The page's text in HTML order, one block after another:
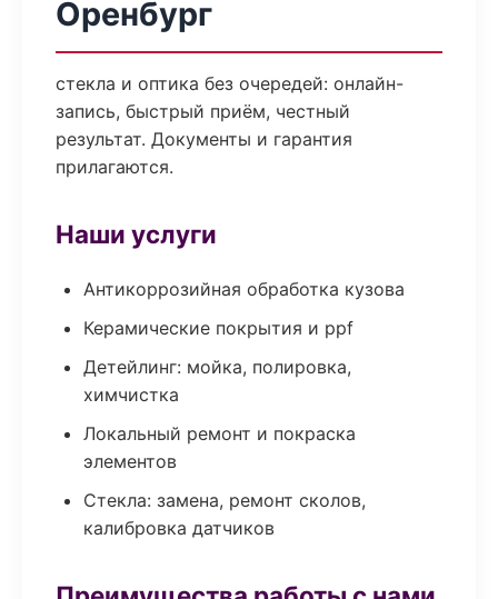
Оренбург
стекла и оптика без очередей: онлайн-
запись, быстрый приём, честный
результат. Документы и гарантия
прилагаются.
Наши услуги
Антикоррозийная обработка кузова
Керамические покрытия и ppf
Детейлинг: мойка, полировка,
химчистка
Локальный ремонт и покраска
элементов
Стекла: замена, ремонт сколов,
калибровка датчиков